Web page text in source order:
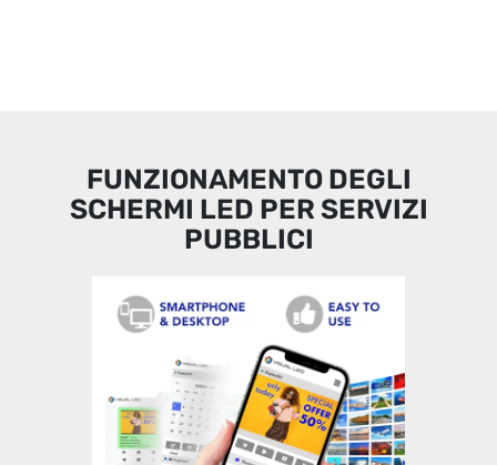
FUNZIONAMENTO DEGLI
SCHERMI LED PER SERVIZI
PUBBLICI